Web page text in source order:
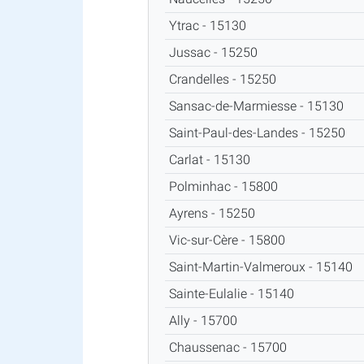
Ytrac - 15130
Jussac - 15250
Crandelles - 15250
Sansac-de-Marmiesse - 15130
Saint-Paul-des-Landes - 15250
Carlat - 15130
Polminhac - 15800
Ayrens - 15250
Vic-sur-Cère - 15800
Saint-Martin-Valmeroux - 15140
Sainte-Eulalie - 15140
Ally - 15700
Chaussenac - 15700